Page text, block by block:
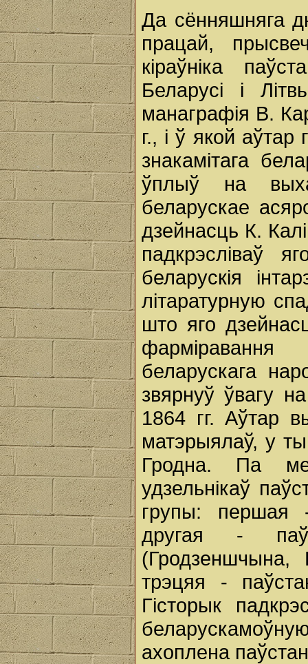
Да сённяшняга
працай,
кіраўніка
Беларусі і
манаграфія В.
г., і ў якой
знакамітага
ўплыў на
беларускае
дзейнасць К.
падкрэсліваў
беларускія
літаратурную
што яго
фарміравання
беларускага
звярнуў ўвагу
1864 гг. Аўтар
матэрыялаў, у
Гродна. Па
удзельнікаў
групы: першая
другая -
(Гродзеншчына,
трэцяя -
Гісторык
ахоплена